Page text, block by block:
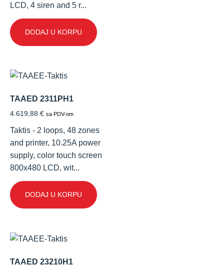
LCD, 4 siren and 5 r...
DODAJ U KORPU
TAAED 2311PH1
4.619,88 € sa PDV-om
Taktis - 2 loops, 48 zones
and printer, 10.25A power
supply, color touch screen
800x480 LCD, wit...
DODAJ U KORPU
TAAED 23210H1